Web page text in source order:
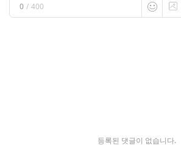
0 / 400
등록된 댓글이 없습니다.